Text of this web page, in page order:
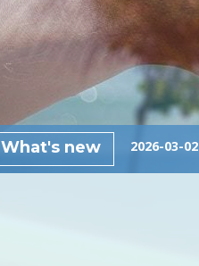
What's new 2026-03-02